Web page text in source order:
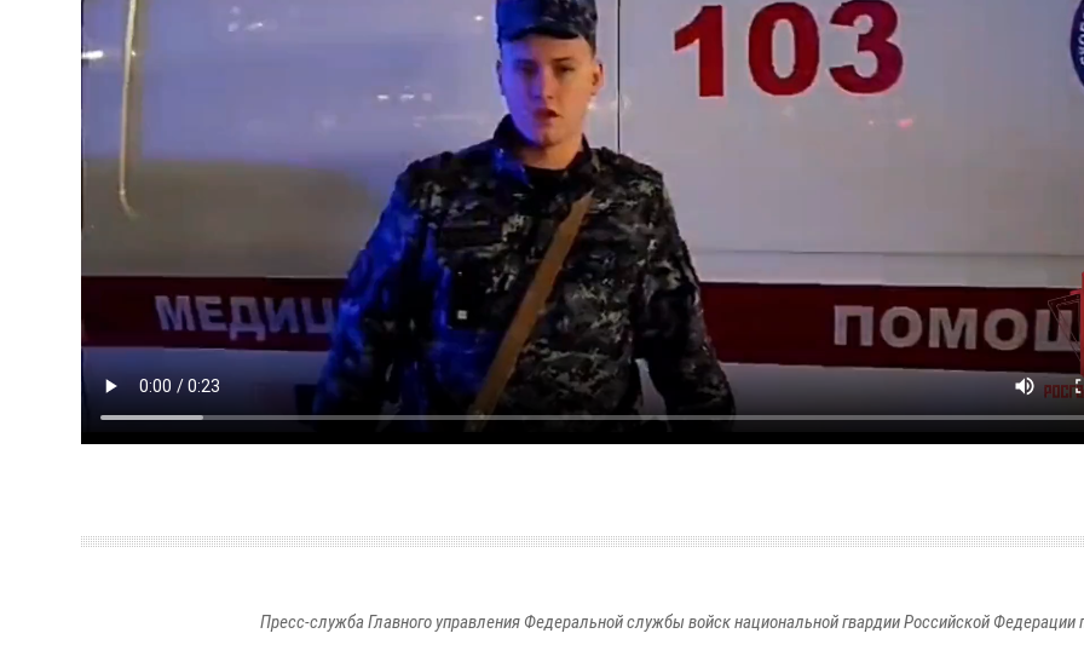
Пресс-служба Главного управления Федеральной службы войск национальной гвардии Российской Федерации